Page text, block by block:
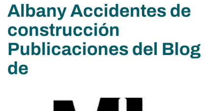
Albany Accidentes de
construcción
Publicaciones del Blog
de